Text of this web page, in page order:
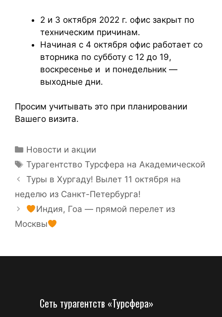
2 и 3 октября 2022 г. офис закрыт по
техническим причинам.
Начиная с 4 октября офис работает со
вторника по субботу с 12 до 19,
воскресенье и и понедельник —
выходные дни.
Просим учитывать это при планировании
Вашего визита.
Новости и акции
Турагентство Турсфера на Академической
Туры в Хургаду! Вылет 11 октября на
неделю из Санкт-Петербурга!
Индия, Гоа — прямой перелет из
Москвы
Сеть турагентств «Турсфера»